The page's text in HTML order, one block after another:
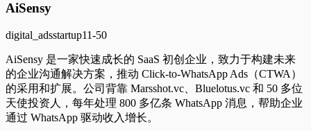
AiSensy
digital_adsstartup11-50
AiSensy 是一家快速成长的 SaaS 初创企业，致力于构建未来
的企业沟通解决方案，推动 Click-to-WhatsApp Ads（CTWA）
的采用和扩展。公司背靠 Marsshot.vc、Bluelotus.vc 和 50 多位
天使投资人，每年处理 800 多亿条 WhatsApp 消息，帮助企业
通过 WhatsApp 驱动收入增长。